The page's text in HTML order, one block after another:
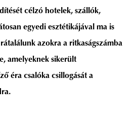
célzó hotelek, szállók,
egyedi esztétikájával ma is
azokra a ritkaságszámba
amelyeknek sikerült
éra csalóka csillogását a